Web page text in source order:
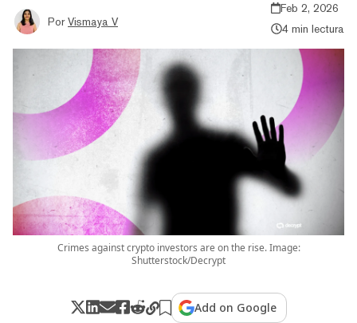
Por Vismaya V
Feb 2, 2026
4 min lectura
Crimes against crypto investors are on the rise. Image:
Shutterstock/Decrypt
Add on Google